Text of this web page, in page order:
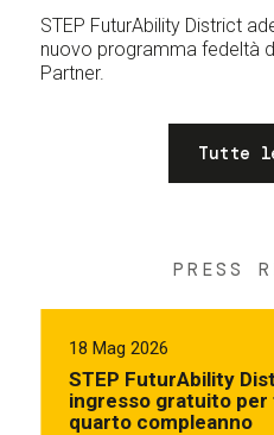
STEP FuturAbility District
nuovo programma fedeltà
Partner.
Tutte
PRESS
18 Mag 2026
STEP FuturAbility
ingresso gratuito
quarto compleanno